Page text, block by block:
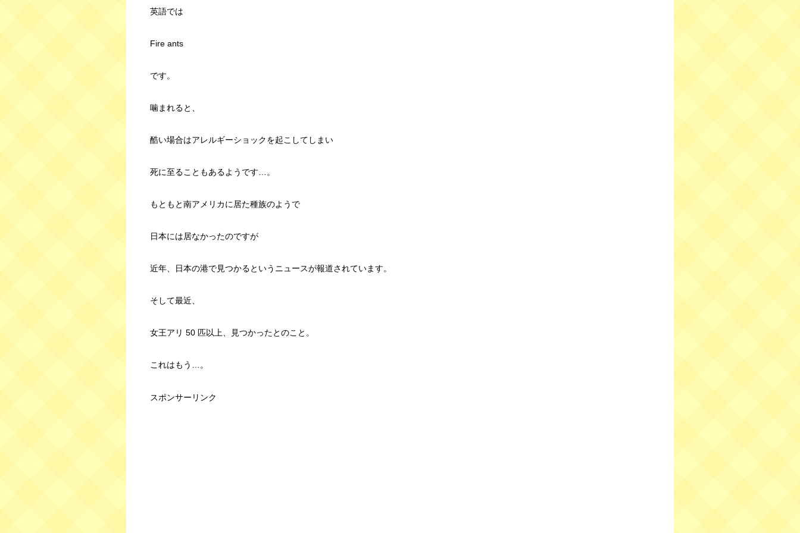
英語では
Fire ants
です。
噛まれると、
酷い場合はアレルギーショックを起こしてしまい
死に至ることもあるようです…。
もともと南アメリカに居た種族のようで
日本には居なかったのですが
近年、日本の港で見つかるというニュースが報道されています。
そして最近、
女王アリ 50 匹以上、見つかったとのこと。
これはもう…。
スポンサーリンク